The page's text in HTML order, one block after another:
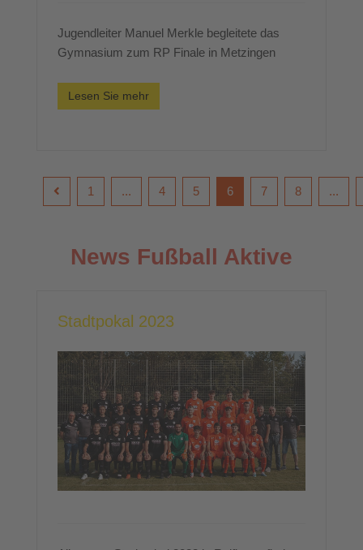
Jugendleiter Manuel Merkle begleitete das
Gymnasium zum RP Finale in Metzingen
Lesen Sie mehr
1 ... 4 5 6 7 8 ...
News Fußball Aktive
Stadtpokal 2023